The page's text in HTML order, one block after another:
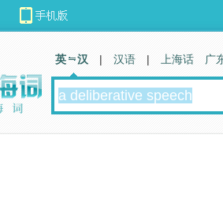
英 汉 | 汉语 | 上海话 广